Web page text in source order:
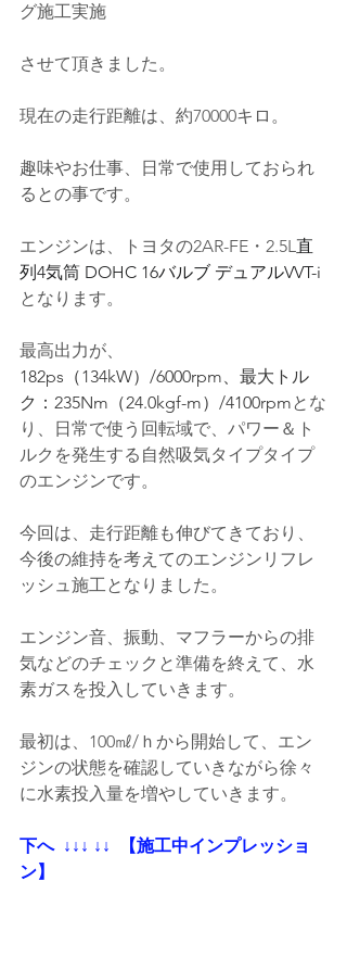
グ施工実施
させて頂きました。
現在の走行距離は、約70000キロ。
趣味やお仕事、日常で使用しておられ
るとの事です。
エンジンは、トヨタの2AR-FE・2.5L直
列4気筒 DOHC 16バルブ デュアルVVT-i
となります。
最高出力が、
182ps（134kW）/6000rpm、最大トル
ク：235Nm（24.0kgf-m）/4100rpmとな
り、日常で使う回転域で、パワー＆ト
ルクを発生する自然吸気タイプタイプ
のエンジンです。
今回は、走行距離も伸びてきており、
今後の維持を考えてのエンジンリフレ
ッシュ施工となりました。
エンジン音、振動、マフラーからの排
気などのチェックと準備を終えて、水
素ガスを投入していきます。
最初は、100㎖/ｈから開始して、エン
ジンの状態を確認していきながら徐々
に水素投入量を増やしていきます。
下へ  ↓↓↓ ↓↓  【施工中インプレッショ
ン】